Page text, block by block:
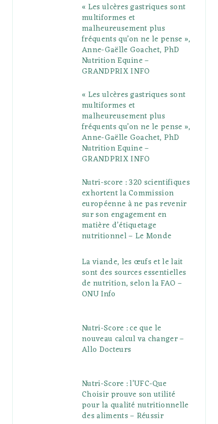
e
P
l
s
g
r
a
m
r
e
s
r
« Les ulcères gastriques sont
multiformes et
malheureusement plus
fréquents qu’on ne le pense »,
Anne-Gaëlle Goachet, PhD
Nutrition Equine –
GRANDPRIX INFO
« Les ulcères gastriques sont
multiformes et
malheureusement plus
fréquents qu’on ne le pense »,
Anne-Gaëlle Goachet, PhD
Nutrition Equine –
GRANDPRIX INFO
Nutri-score : 320 scientifiques
exhortent la Commission
européenne à ne pas revenir
sur son engagement en
matière d’étiquetage
nutritionnel – Le Monde
La viande, les œufs et le lait
sont des sources essentielles
de nutrition, selon la FAO –
ONU Info
Nutri-Score : ce que le
nouveau calcul va changer –
Allo Docteurs
Nutri-Score : l’UFC-Que
Choisir prouve son utilité
pour la qualité nutritionnelle
des aliments – Réussir